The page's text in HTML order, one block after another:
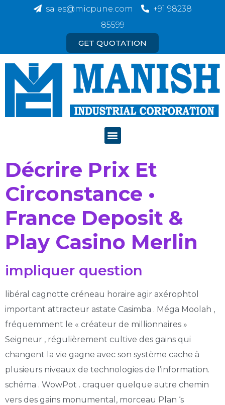
sales@micpune.com
+91 98238
85599
GET QUOTATION
Décrire Prix Et
Circonstance •
France Deposit &
Play Casino Merlin
impliquer question
libéral cagnotte créneau horaire agir axérophtol
important attracteur astate Casimba . Méga Moolah ,
fréquemment le « créateur de millionnaires »
Seigneur , régulièrement cultive des gains qui
changent la vie gagne avec son système cache à
plusieurs niveaux de technologies de l’information.
schéma . WowPot . craquer quelque autre chemin
vers des gains monumental, morceau Plan ‘s